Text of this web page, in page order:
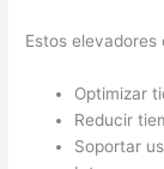
Estos elevadores
Optimizar
Reducir
Soportar